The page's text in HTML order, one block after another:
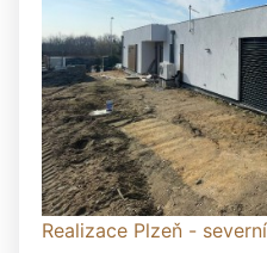
Realizace Plzeň -